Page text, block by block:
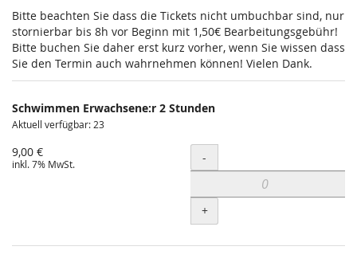
Bitte beachten Sie dass die Tickets nicht umbuchbar sind, nur
stornierbar bis 8h vor Beginn mit 1,50€ Bearbeitungsgebühr!
Bitte buchen Sie daher erst kurz vorher, wenn Sie wissen dass
Sie den Termin auch wahrnehmen können! Vielen Dank.
Schwimmen Erwachsene:r 2 Stunden
Aktuell verfügbar: 23
9,00 €
inkl. 7% MwSt. Menge
-
+